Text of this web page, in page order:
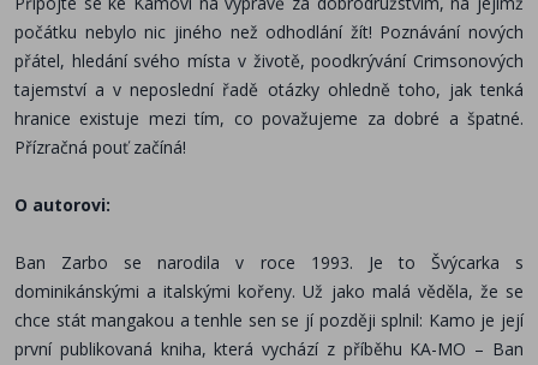
počátku nebylo nic jiného než odhodlání žít! Poznávání nových
přátel, hledání svého místa v životě, poodkrývání Crimsonových
tajemství a v neposlední řadě otázky ohledně toho, jak tenká
hranice existuje mezi tím, co považujeme za dobré a špatné.
Přízračná pouť začíná!
O autorovi:
Ban Zarbo se narodila v roce 1993. Je to Švýcarka s
dominikánskými a italskými kořeny. Už jako malá věděla, že se
chce stát mangakou a tenhle sen se jí později splnil: Kamo je její
první publikovaná kniha, která vychází z příběhu KA-MO – Ban